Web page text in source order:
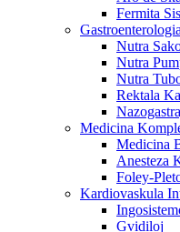
Fermita
Nutra
Nutra
Nutra
Rektala
Medicina
Medicina
Anesteza
Foley-
Kardiovaskula
Gvidiloj